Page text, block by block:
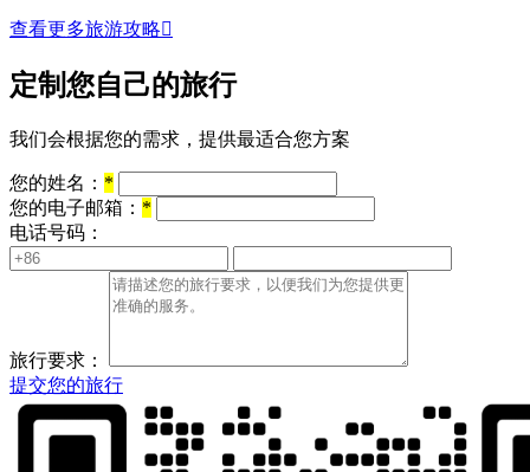
查看更多旅游攻略
定制您自己的旅行
我们会根据您的需求，提供最适合您方案
您的姓名： *
您的电子邮箱： *
电话号码：
旅行要求：
提交您的旅行